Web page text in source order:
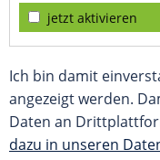
jetzt aktivieren
Ich bin damit
angezeigt werden.
Daten an
dazu in unseren